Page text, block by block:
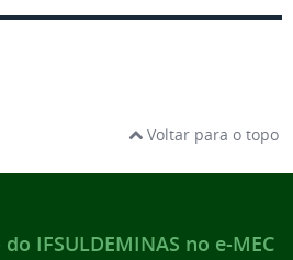
Voltar para o topo
IFSULDEMINAS no e-MEC